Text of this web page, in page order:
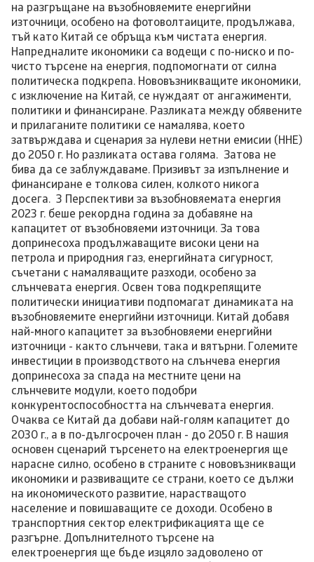
на разгръщане на възобновяемите енергийни
източници, особено на фотоволтаиците, продължава,
тъй като Китай се обръща към чистата енергия.
Напредналите икономики са водещи с по-ниско и по-
чисто търсене на енергия, подпомогнати от силна
политическа подкрепа. Нововъзникващите икономики,
с изключение на Китай, се нуждаят от ангажименти,
политики и финансиране. Разликата между обявените
и прилаганите политики се намалява, което
затвърждава и сценария за нулеви нетни емисии (ННЕ)
до 2050 г. Но разликата остава голяма. Затова не
бива да се заблуждаваме. Призивът за изпълнение и
финансиране е толкова силен, колкото никога
досега. 3 Перспективи за възобновяемата енергия
2023 г. беше рекордна година за добавяне на
капацитет от възобновяеми източници. За това
допринесоха продължаващите високи цени на
петрола и природния газ, енергийната сигурност,
съчетани с намаляващите разходи, особено за
слънчевата енергия. Освен това подкрепящите
политически инициативи подпомагат динамиката на
възобновяемите енергийни източници. Китай добавя
най-много капацитет за възобновяеми енергийни
източници - както слънчеви, така и вятърни. Големите
инвестиции в производството на слънчева енергия
допринесоха за спада на местните цени на
слънчевите модули, което подобри
конкурентоспособността на слънчевата енергия.
Очаква се Китай да добави най-голям капацитет до
2030 г., а в по-дългосрочен план - до 2050 г. В нашия
основен сценарий търсенето на електроенергия ще
нарасне силно, особено в страните с нововъзникващи
икономики и развиващите се страни, което се дължи
на икономическото развитие, нарастващото
население и повишаващите се доходи. Особено в
транспортния сектор електрификацията ще се
разгърне. Допълнителното търсене на
електроенергия ще бъде изцяло задоволено от